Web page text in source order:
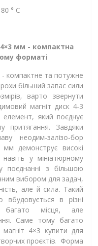
° C
мм - компактна
форматі
компактне та потужне
більший запас сили
варто звернути
магніт диск 4-3
який поєднує
притягання. Завдяки
неодим-залізо-бор
демонструє високі
навіть у мініатюрному
поєднанні з більшою
вибором для задач,
але й сила. Такий
в різні
багато місця, але
Саме тому багато
магніт 4×3 купити для
проєктів. Форма